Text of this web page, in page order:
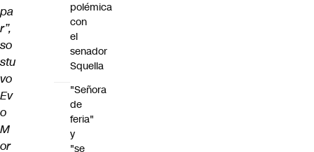
pa
r”,
so
stu
vo
Ev
o
M
or
polémica
con
el
senador
Squella
"Señora
de
feria"
y
"se